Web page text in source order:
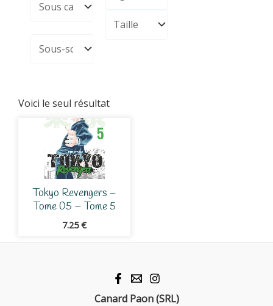
Voici le seul résultat
Tokyo Revengers –
Tome 05 – Tome 5
7.25€
Canard Paon (SRL)